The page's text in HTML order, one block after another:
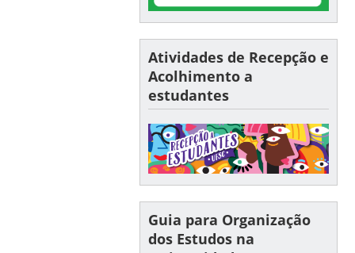
Atividades de Recepção e
Acolhimento a
estudantes
Guia para Organização
dos Estudos na